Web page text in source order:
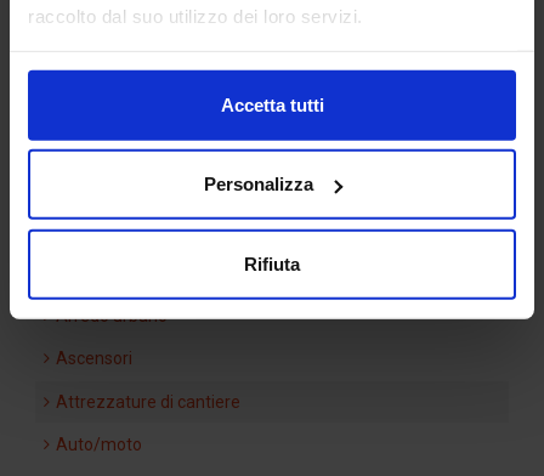
raccolto dal suo utilizzo dei loro servizi.
Accetta tutti
Personalizza
Rifiuta
Categorie Blocchi CAD
Arredi interni
Arredo urbano
Ascensori
Attrezzature di cantiere
Auto/moto